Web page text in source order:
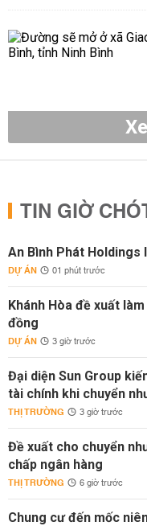
TIN GIỜ
An Bình Phát Holdings
DỰ ÁN 01 phút trước
Khánh Hòa đề xuất
đồng
DỰ ÁN 3 giờ trước
Đại diện Sun Group
tài chính khi chuyển
THỊ TRƯỜNG 3 giờ trước
Đề xuất cho chuyển
chấp ngân hàng
THỊ TRƯỜNG 6 giờ trước
Chung cư đến mốc